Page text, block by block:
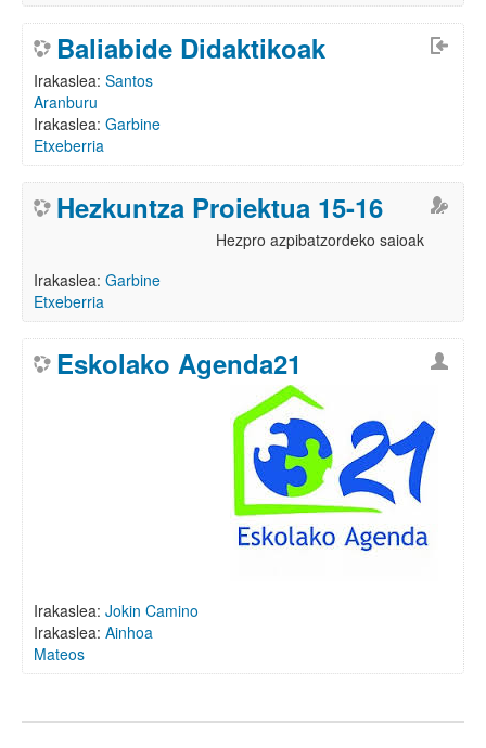
Baliabide Didaktikoak
Irakaslea: Santos
Aranburu
Irakaslea: Garbine
Etxeberria
Hezkuntza Proiektua 15-16
Hezpro azpibatzordeko saioak
Irakaslea: Garbine
Etxeberria
Eskolako Agenda21
Irakaslea: Jokin Camino
Irakaslea: Ainhoa
Mateos